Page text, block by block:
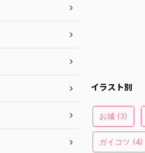
イラスト別
お城 (3)
ガイコツ (4)